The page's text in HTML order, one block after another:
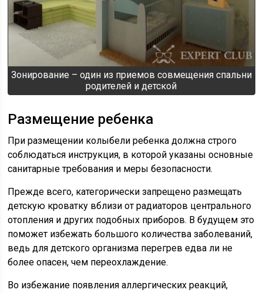
Зонирование – один из приемов совмещения спальни
родителей и детской
Размещение ребенка
При размещении колыбели ребенка должна строго
соблюдаться инструкция, в которой указаны основные
санитарные требования и меры безопасности.
Прежде всего, категорически запрещено размещать
детскую кроватку вблизи от радиаторов центрального
отопления и других подобных приборов. В будущем это
поможет избежать большого количества заболеваний,
ведь для детского организма перегрев едва ли не
более опасен, чем переохлаждение.
Во избежание появления аллергических реакций,